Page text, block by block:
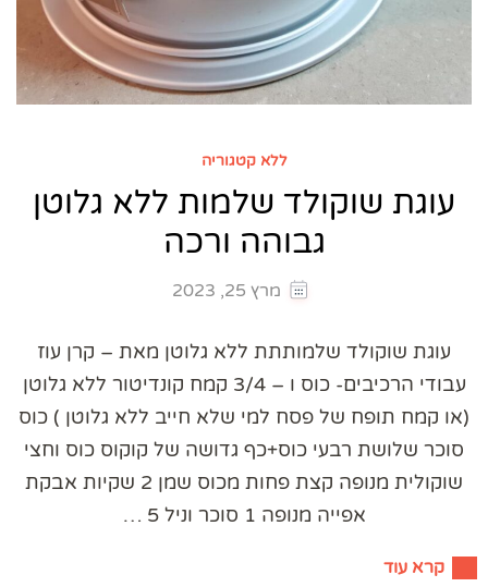
ללא קטגוריה
עוגת שוקולד שלמות ללא גלוטן
גבוהה ורכה
מרץ 25, 2023
עוגת שוקולד שלמותתת ללא גלוטן מאת – קרן עוז
עבודי הרכיבים- כוס ו – 3/4 קמח קונדיטור ללא גלוטן
(או קמח תופח של פסח למי שלא חייב ללא גלוטן ) כוס
סוכר שלושת רבעי כוס+כף גדושה של קוקוס כוס וחצי
שוקולית מנופה קצת פחות מכוס שמן 2 שקיות אבקת
אפייה מנופה 1 סוכר וניל 5 …
קרא עוד